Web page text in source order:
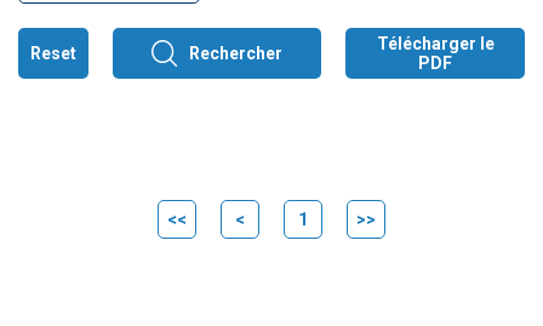
Reset Rechercher
Télécharger le
PDF
<< < 1 >>